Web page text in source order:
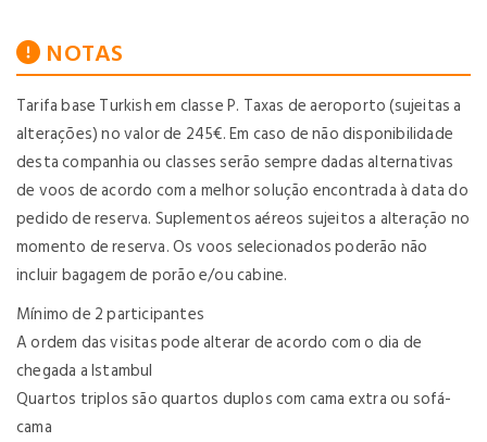
NOTAS
Tarifa base Turkish em classe P. Taxas de aeroporto (sujeitas a
alterações) no valor de 245€. Em caso de não disponibilidade
desta companhia ou classes serão sempre dadas alternativas
de voos de acordo com a melhor solução encontrada à data do
pedido de reserva. Suplementos aéreos sujeitos a alteração no
momento de reserva. Os voos selecionados poderão não
incluir bagagem de porão e/ou cabine.
Mínimo de 2 participantes
A ordem das visitas pode alterar de acordo com o dia de
chegada a Istambul
Quartos triplos são quartos duplos com cama extra ou sofá-
cama